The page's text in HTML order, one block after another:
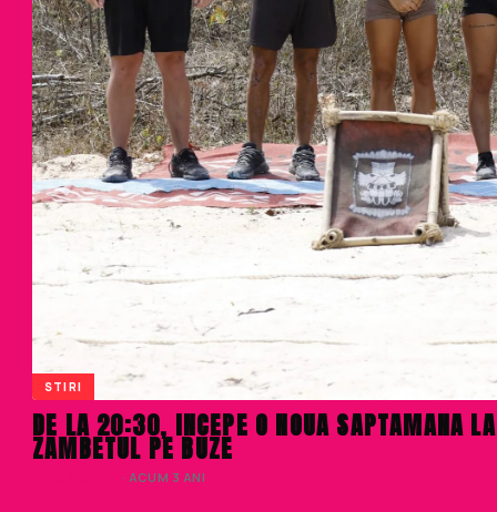
STIRI
DE LA 20:30, INCEPE O NOUA SAPTAMANA
ZAMBETUL PE BUZE
· ACUM 3 ANI